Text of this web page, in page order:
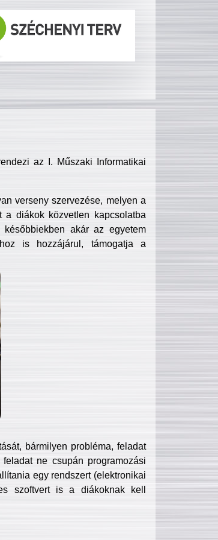
az I. Műszaki Informatikai
verseny szervezése, melyen a
a diákok közvetlen kapcsolatba
akár az egyetem
is hozzájárul, támogatja a
bármilyen probléma, feladat
ne csupán programozási
egy rendszert (elektronikai
szoftvert is a diákoknak kell